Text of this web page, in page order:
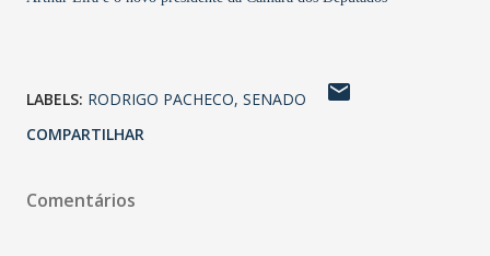
LABELS: RODRIGO PACHECO SENADO
COMPARTILHAR
Comentários